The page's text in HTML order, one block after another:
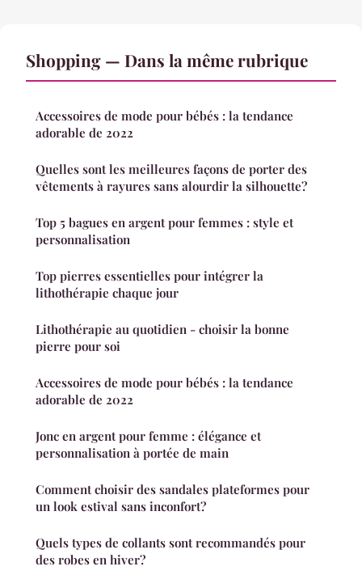
Shopping — Dans la même rubrique
Accessoires de mode pour bébés : la tendance
adorable de 2022
Quelles sont les meilleures façons de porter des
vêtements à rayures sans alourdir la silhouette?
Top 5 bagues en argent pour femmes : style et
personnalisation
Top pierres essentielles pour intégrer la
lithothérapie chaque jour
Lithothérapie au quotidien - choisir la bonne
pierre pour soi
Accessoires de mode pour bébés : la tendance
adorable de 2022
Jonc en argent pour femme : élégance et
personnalisation à portée de main
Comment choisir des sandales plateformes pour
un look estival sans inconfort?
Quels types de collants sont recommandés pour
des robes en hiver?